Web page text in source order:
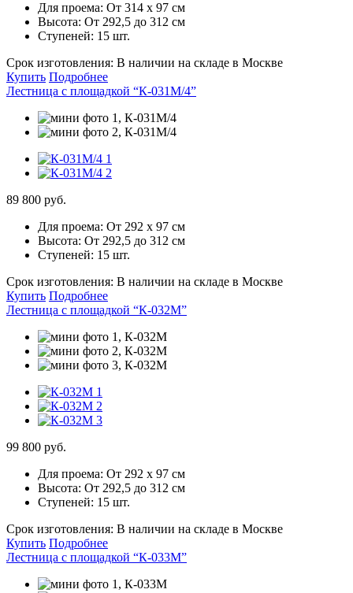
Для проема: От 314 х 97 см
Высота: От 292,5 до 312 см
Ступеней: 15 шт.
Срок изготовления: В наличии на складе в Москве
Купить Подробнее
Лестница с площадкой “К-031М/4”
89 800 руб.
Для проема: От 292 х 97 см
Высота: От 292,5 до 312 см
Ступеней: 15 шт.
Срок изготовления: В наличии на складе в Москве
Купить Подробнее
Лестница с площадкой “К-032М”
99 800 руб.
Для проема: От 292 х 97 см
Высота: От 292,5 до 312 см
Ступеней: 15 шт.
Срок изготовления: В наличии на складе в Москве
Купить Подробнее
Лестница с площадкой “К-033М”